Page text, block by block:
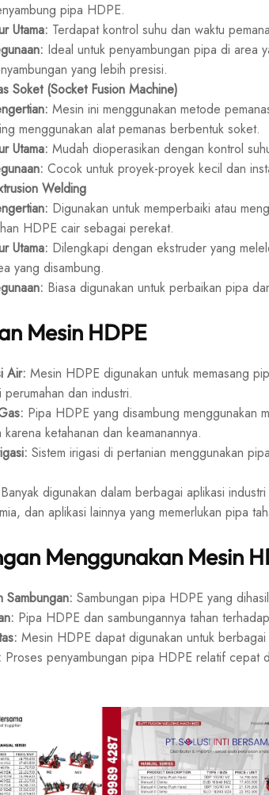
pipa HDPE.
Utama: Terdapat kontrol suhu dan waktu
Ideal untuk penyambungan pipa di area
yang lebih presisi.
Soket (Socket Fusion Machine)
Mesin ini menggunakan metode
menggunakan alat pemanas berbentuk soket.
Utama: Mudah dioperasikan dengan kontrol
Cocok untuk proyek-proyek kecil dan
Welding
Digunakan untuk memperbaiki atau
HDPE cair sebagai perekat.
Utama: Dilengkapi dengan ekstruder yang
yang disambung.
Biasa digunakan untuk perbaikan pipa
Mesin HDPE
Air: Mesin HDPE digunakan untuk memasang
perumahan dan industri.
Pipa HDPE yang disambung menggunakan
karena ketahanan dan keamanannya.
Sistem irigasi di pertanian menggunakan
Banyak digunakan dalam berbagai aplikasi
dan aplikasi lainnya yang memerlukan pipa
Menggunakan Mesin
Sambungan: Sambungan pipa HDPE yang
Pipa HDPE dan sambungannya tahan
Mesin HDPE dapat digunakan untuk
Proses penyambungan pipa HDPE relatif cepat